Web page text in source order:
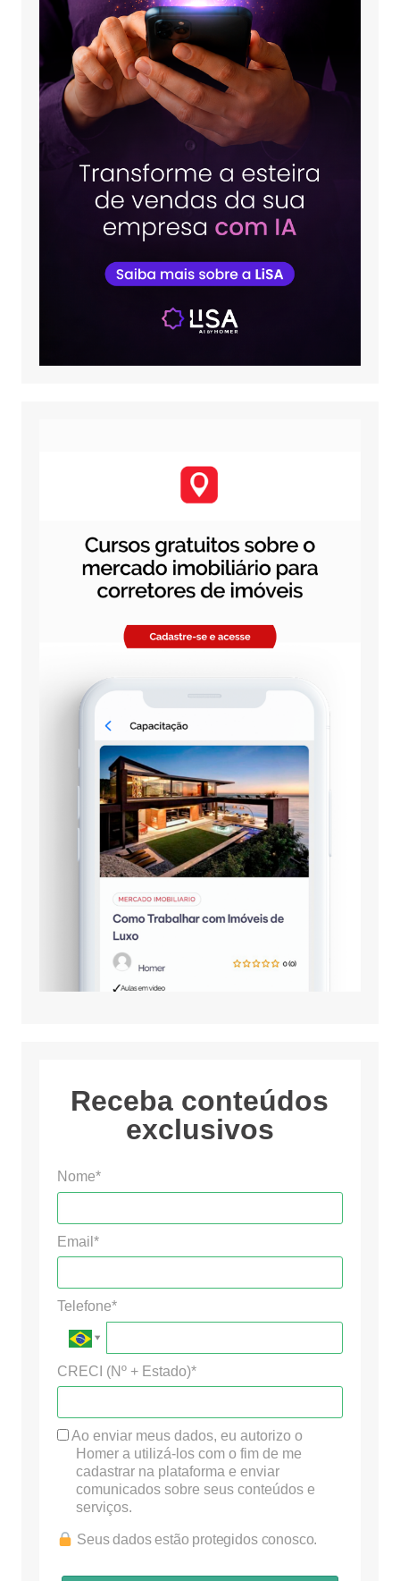
Receba conteúdos
exclusivos
Nome*
Email*
Telefone*
CRECI (Nº + Estado)*
Ao enviar meus dados, eu autorizo o
Homer a utilizá-los com o fim de me
cadastrar na plataforma e enviar
comunicados sobre seus conteúdos e
serviços.
Seus dados estão protegidos conosco.